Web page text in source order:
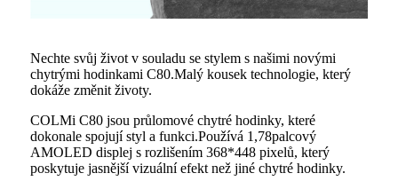
Nechte svůj život v souladu se stylem s našimi novými
chytrými hodinkami C80.Malý kousek technologie, který
dokáže změnit životy.
COLMi C80 jsou průlomové chytré hodinky, které
dokonale spojují styl a funkci.Používá 1,78palcový
AMOLED displej s rozlišením 368*448 pixelů, který
poskytuje jasnější vizuální efekt než jiné chytré hodinky.